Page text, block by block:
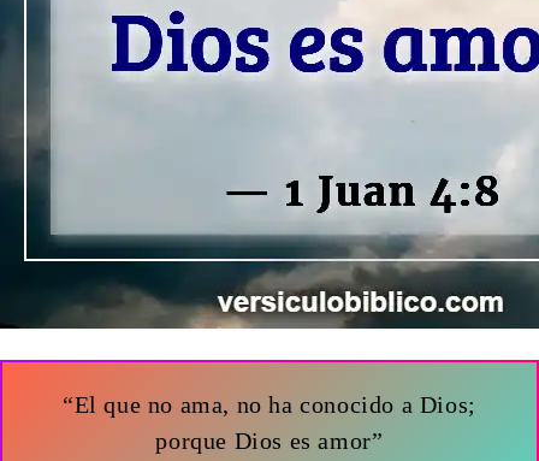
“El que no ama, no ha conocido a Dios;
porque Dios es amor”